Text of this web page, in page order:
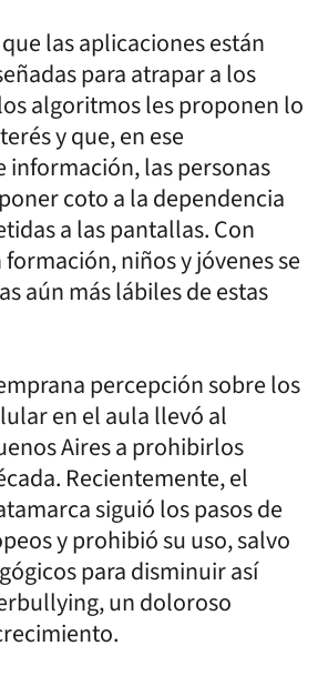
las aplicaciones están
para atrapar a los
algoritmos les proponen lo
y que, en ese
información, las personas
coto a la dependencia
a las pantallas. Con
niños y jóvenes se
aún más lábiles de estas
percepción sobre los
en el aula llevó al
Aires a prohibirlos
Recientemente, el
siguió los pasos de
y prohibió su uso, salvo
para disminuir así
un doloroso